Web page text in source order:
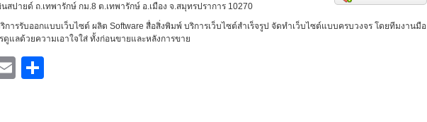
สปายด์ ถ.เทพารักษ์ กม.8 ต.เทพารักษ์ อ.เมือง จ.สมุทรปราการ 10270
การรับออกแบบเว็บไซต์ ผลิต Software สื่อสิ่งพิมพ์ บริการเว็บไซต์สำเร็จรูป จัดทำเว็บไซต์แบบครบวงจร โดยทีมงานมือ
ดูแลด้วยความเอาใจใส่ ทั้งก่อนขายและหลังการขาย
E